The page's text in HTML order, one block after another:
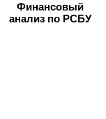
Финансовый
анализ по РСБУ